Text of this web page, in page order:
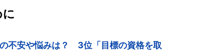
不安や悩みは？ 3位「目標の資格を取